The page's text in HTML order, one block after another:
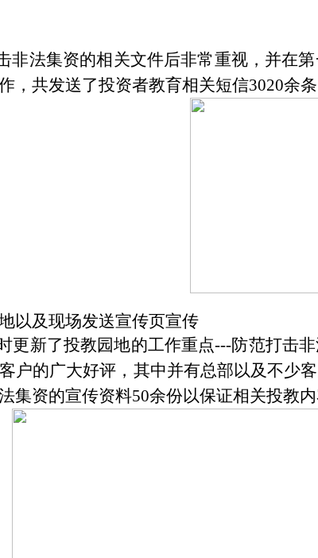
非法集资的相关文件后非常重视，并在
，共发送了投资者教育相关短信3020余条
以及现场发送宣传页宣传
更新了投教园地的工作重点---防范打击
户的广大好评，其中并有总部以及不少
集资的宣传资料50余份以保证相关投教内